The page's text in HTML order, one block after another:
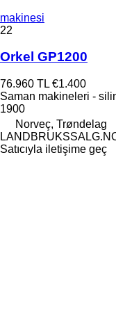
makinesi
22
Orkel GP1200
76.960 TL €1.400
Saman makineleri -
1900
Norveç, Trøndelag
Satıcıyla iletişime geç